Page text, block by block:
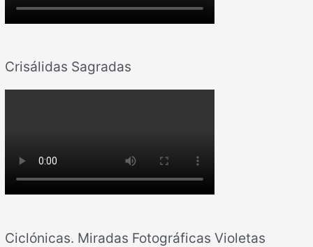
Crisálidas Sagradas
Ciclónicas. Miradas Fotográficas Violetas